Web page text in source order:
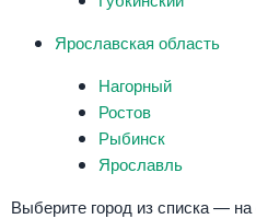
Ярославская область
Нагорный
Ростов
Рыбинск
Ярославль
Выберите город из списка — на